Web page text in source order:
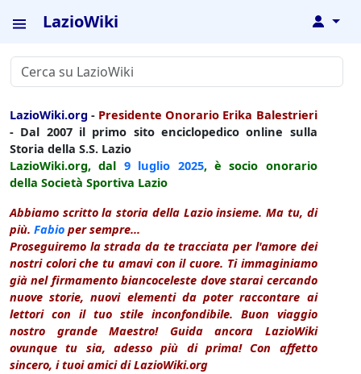
LazioWiki ↓
LazioWiki.org - Presidente Onorario Erika Balestrieri
- Dal 2007 il primo sito enciclopedico online sulla
Storia della S.S. Lazio
LazioWiki.org, dal 9 luglio 2025, è socio onorario
della Società Sportiva Lazio
Abbiamo scritto la storia della Lazio insieme. Ma tu, di
più. Fabio per sempre...
Proseguiremo la strada da te tracciata per l'amore dei
nostri colori che tu amavi con il cuore. Ti immaginiamo
già nel firmamento biancoceleste dove starai cercando
nuove storie, nuovi elementi da poter raccontare ai
lettori con il tuo stile inconfondibile. Buon viaggio
nostro grande Maestro! Guida ancora LazioWiki
ovunque tu sia, adesso più di prima! Con affetto
sincero, i tuoi amici di LazioWiki.org